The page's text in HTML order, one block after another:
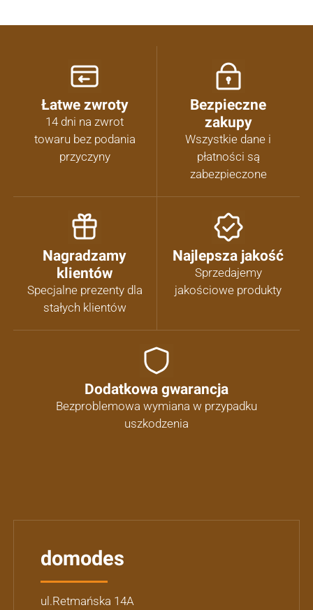
Łatwe zwroty
14 dni na zwrot
towaru bez podania
przyczyny
Bezpieczne
zakupy
Wszystkie dane i
płatności są
zabezpieczone
Nagradzamy
klientów
Specjalne prezenty dla
stałych klientów
Najlepsza jakość
Sprzedajemy
jakościowe produkty
Dodatkowa gwarancja
Bezproblemowa wymiana w przypadku
uszkodzenia
domodes
ul.Retmańska 14A